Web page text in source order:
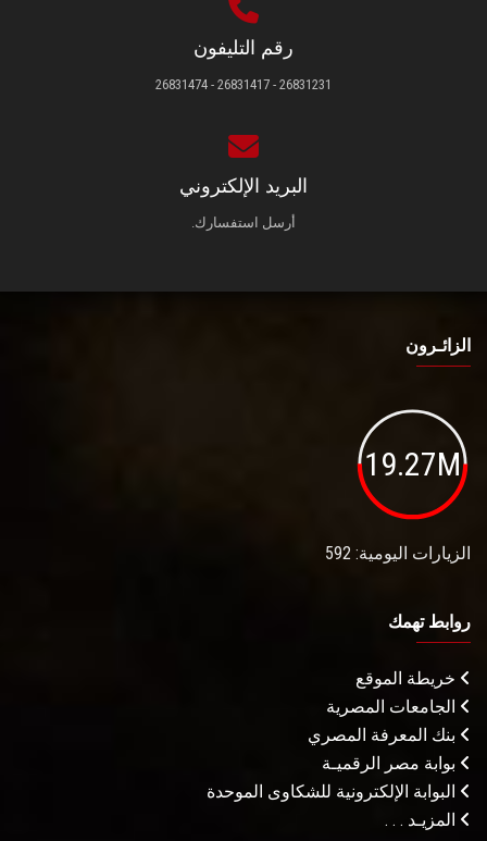
رقم التليفون
26831231 - 26831417 - 26831474
البريد الإلكتروني
أرسل استفسارك.
الزائـرون
19.27M
الزيارات اليومية: 592
روابط تهمك
خريطة الموقع
الجامعات المصرية
بنك المعرفة المصري
بوابة مصر الرقميـة
البوابة الإلكترونية للشكاوى الموحدة
المزيـد . . .